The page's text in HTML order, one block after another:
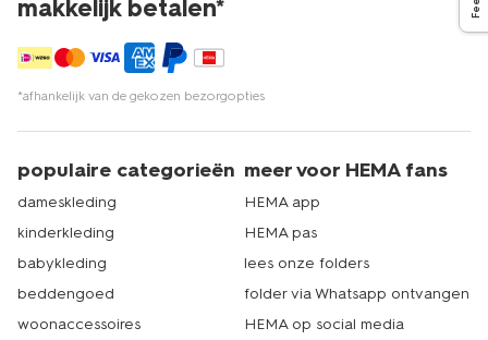
makkelijk betalen*
*afhankelijk van de gekozen bezorgopties
populaire categorieën
dameskleding
kinderkleding
babykleding
beddengoed
woonaccessoires
meer voor HEMA fans
HEMA app
HEMA pas
lees onze folders
folder via Whatsapp ontvangen
HEMA op social media